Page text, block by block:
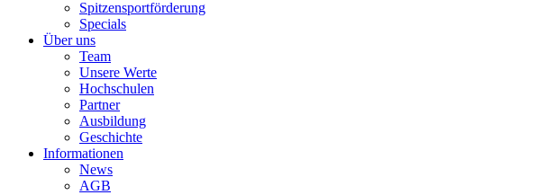
Spitzensportförderung
Specials
Über uns
Team
Unsere Werte
Hochschulen
Partner
Ausbildung
Geschichte
Informationen
News
AGB